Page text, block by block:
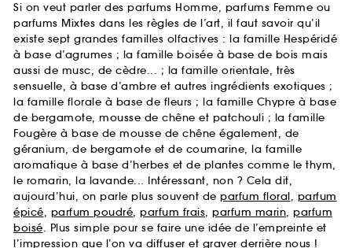
Si on veut parler des parfums Homme, parfums Femme ou
parfums Mixtes dans les règles de l’art, il faut savoir qu’il
existe sept grandes familles olfactives : la famille Hespéridé
à base d’agrumes ; la famille boisée à base de bois mais
aussi de musc, de cèdre... ; la famille orientale, très
sensuelle, à base d’ambre et autres ingrédients exotiques ;
la famille florale à base de fleurs ; la famille Chypre à base
de bergamote, mousse de chêne et patchouli ; la famille
Fougère à base de mousse de chêne également, de
géranium, de bergamote et de coumarine, la famille
aromatique à base d’herbes et de plantes comme le thym,
le romarin, la lavande... Intéressant, non ? Cela dit,
aujourd’hui, on parle plus souvent de parfum floral, parfum
épicé, parfum poudré, parfum frais, parfum marin, parfum
boisé. Plus simple pour se faire une idée de l’empreinte et
l’impression que l’on va diffuser et graver derrière nous !